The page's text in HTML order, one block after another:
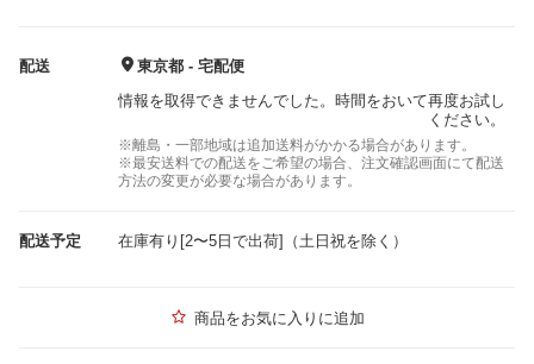
配送
東京都 - 宅配便
情報を取得できませんでした。時間をおいて再度お試し
ください。
※離島・一部地域は追加送料がかかる場合があります。
※最安送料での配送をご希望の場合、注文確認画面にて配送
方法の変更が必要な場合があります。
配送予定 在庫有り[2〜5日で出荷]（土日祝を除く）
商品をお気に入りに追加